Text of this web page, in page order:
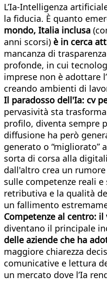
L’Ia-Intelligenza
la fiducia. È quanto
mondo, Italia inclusa
anni scorsi) è in cerca
mancanza di
profonde, in cui
imprese non è adottare
creando ambienti di
Il paradosso dell'Ia: cv
pervasività sta
profilo, diventa sempre
diffusione ha però
generato o “migliorato”
sorta di corsa alla
dall'altro crea un
sulle competenze reali
retributiva e la qualità
un fallimento
Competenze al centro:
diventano il principale
delle aziende che ha
maggiore chiarezza
comunicative e lettura
un mercato dove l’Ia